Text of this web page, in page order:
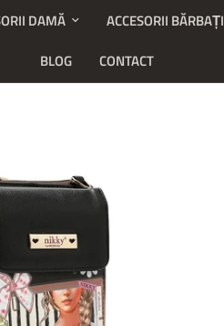
DAMĂ ACCESORII BĂRBAȚI
BLOG
CONTACT